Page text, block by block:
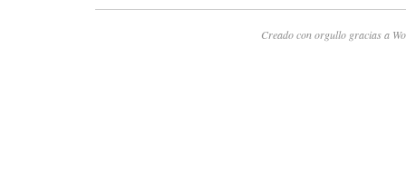
Creado con orgullo gracias a